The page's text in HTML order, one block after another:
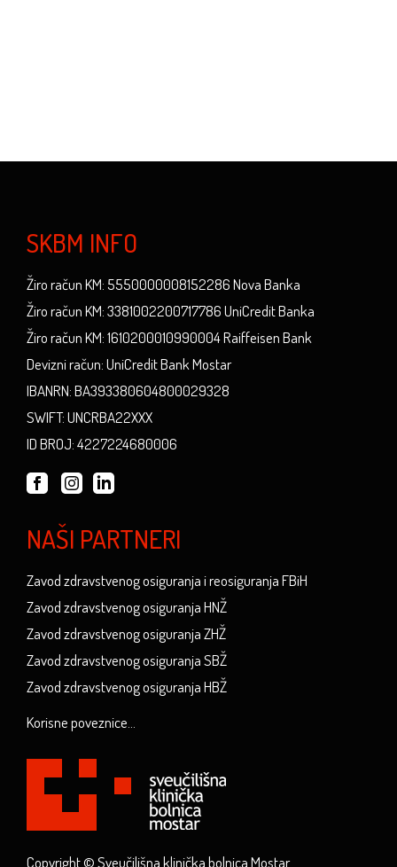
SKBM INFO
Žiro račun KM: 5550000008152286 Nova Banka
Žiro račun KM: 3381002200717786 UniCredit Banka
Žiro račun KM: 1610200010990004 Raiffeisen Bank
Devizni račun: UniCredit Bank Mostar
IBANRN: BA393380604800029328
SWIFT: UNCRBA22XXX
ID BROJ: 4227224680006
NAŠI PARTNERI
Zavod zdravstvenog osiguranja i reosiguranja FBiH
Zavod zdravstvenog osiguranja HNŽ
Zavod zdravstvenog osiguranja ZHŽ
Zavod zdravstvenog osiguranja SBŽ
Zavod zdravstvenog osiguranja HBŽ
Korisne poveznice...
Copyright © Sveučilišna klinička bolnica Mostar